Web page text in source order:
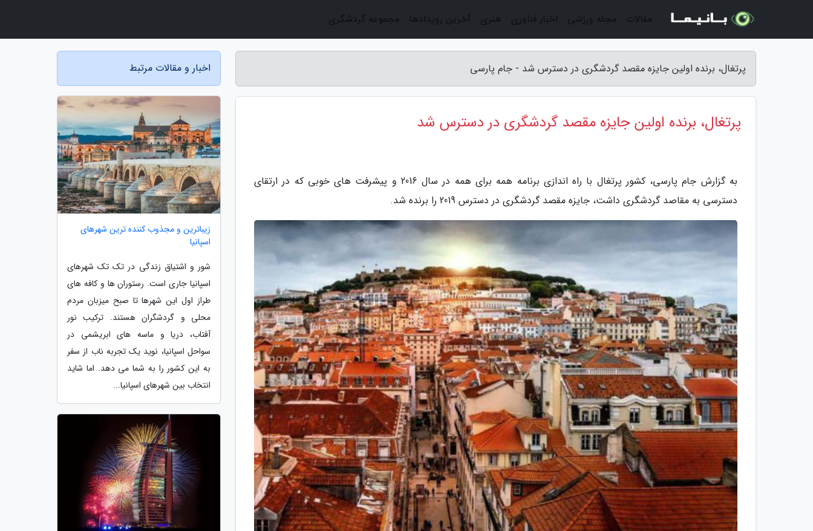
پرتغال، برنده اولین جایزه مقصد گردشگری در دسترس شد - جام پارسی
پرتغال، برنده اولین جایزه مقصد گردشگری در دسترس شد
به گزارش جام پارسی، کشور پرتغال با راه اندازی برنامه همه برای همه در سال 2016 و پیشرفت های خوبی که در ارتقای
دسترسی به مقاصد گردشگری داشت، جایزه مقصد گردشگری در دسترس 2019 را برنده شد.
اخبار و مقالات مرتبط
زیباترین و مجذوب کننده ترین شهرهای
اسپانیا
شور و اشتیاق زندگی در تک تک شهرهای
اسپانیا جاری است. رستوران ها و کافه های
طراز اول این شهرها تا صبح میزبان مردم
محلی و گردشگران هستند. ترکیب نور
آفتاب، دریا و ماسه های ابریشمی در
سواحل اسپانیا، نوید یک تجربه ناب از سفر
به این کشور را به شما می دهد. اما شاید
انتخاب بین شهرهای اسپانیا...
مقالات مجله ورزشی اخبار فناوری هنری آخرین رویدادها مجموعه گردشگری